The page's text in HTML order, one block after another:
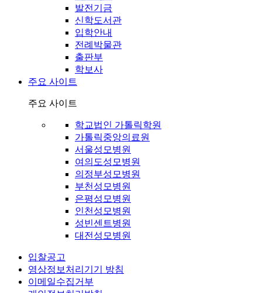
발전기금
신학도서관
입학안내
전례박물관
출판부
학보사
주요 사이트
주요 사이트
학교법인 가톨릭학원
가톨릭중앙의료원
서울성모병원
여의도성모병원
의정부성모병원
부천성모병원
은평성모병원
인천성모병원
성빈센트병원
대전성모병원
입찰공고
영상정보처리기기 방침
이메일수집거부